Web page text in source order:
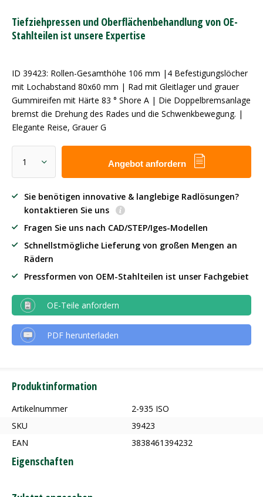
Tiefziehpressen und Oberflächenbehandlung von OE-
Stahlteilen ist unsere Expertise
ID 39423: Rollen-Gesamthöhe 106 mm |4 Befestigungslöcher
mit Lochabstand 80x60 mm | Rad mit Gleitlager und grauer
Gummireifen mit Härte 83 ° Shore A | Die Doppelbremsanlage
bremst die Drehung des Rades und die Schwenkbewegung. |
Elegante Reise, Grauer G
Angebot anfordern
Sie benötigen innovative & langlebige Radlösungen?
kontaktieren Sie uns
Fragen Sie uns nach CAD/STEP/Iges-Modellen
Schnellstmögliche Lieferung von großen Mengen an
Rädern
Pressformen von OEM-Stahlteilen ist unser Fachgebiet
OE-Teile anfordern
PDF herunterladen
Produktinformation
Artikelnummer
2-935 ISO
SKU
39423
EAN
3838461394232
Eigenschaften